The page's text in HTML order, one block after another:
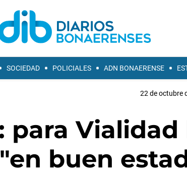
SOCIEDAD POLICIALES ADN BONAERENSE
22 de octubre
para Vialidad
buen